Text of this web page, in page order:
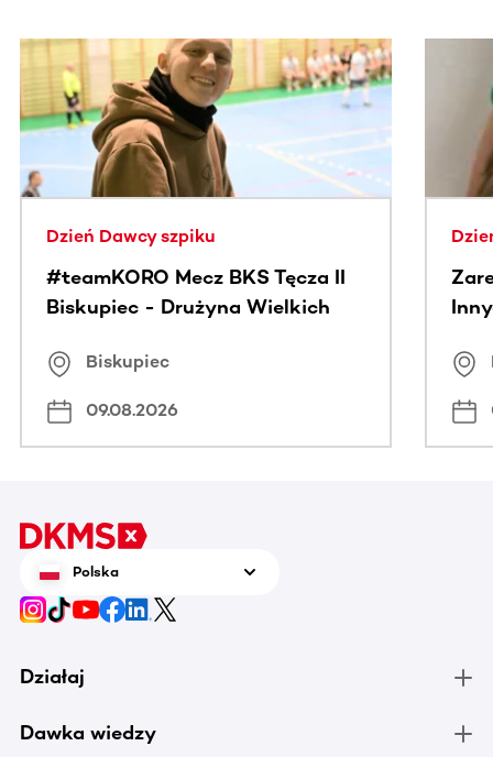
Ta sekcja zawiera treści przewijane w poziomie. Użyj
Dzień Dawcy szpiku
#teamKORO Mecz BKS Tęcza II
Biskupiec - Drużyna Wielkich
Biskupiec
09.08.2026
Polska
Działaj
Dawka wiedzy